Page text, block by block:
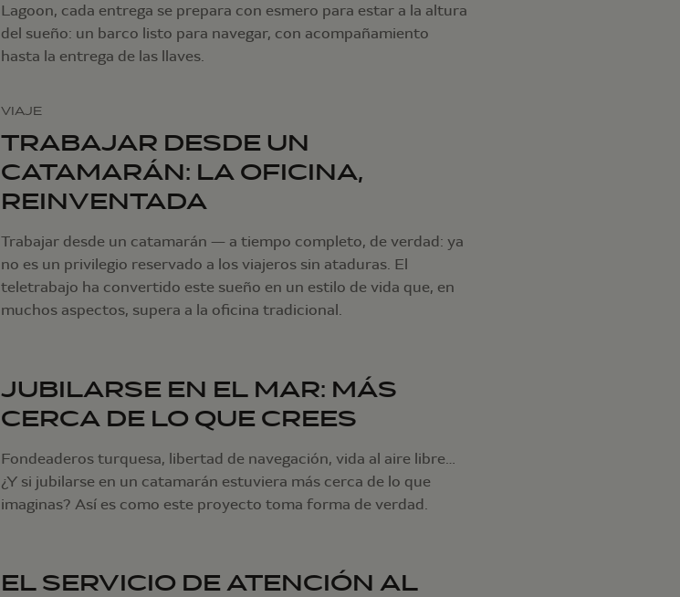
Lagoon, cada entrega se prepara con esmero para estar a la altura
del sueño: un barco listo para navegar, con acompañamiento
hasta la entrega de las llaves.
VIAJE
TRABAJAR DESDE UN
CATAMARÁN: LA OFICINA,
REINVENTADA
Trabajar desde un catamarán — a tiempo completo, de verdad: ya
no es un privilegio reservado a los viajeros sin ataduras. El
teletrabajo ha convertido este sueño en un estilo de vida que, en
muchos aspectos, supera a la oficina tradicional.
JUBILARSE EN EL MAR: MÁS
CERCA DE LO QUE CREES
Fondeaderos turquesa, libertad de navegación, vida al aire libre…
¿Y si jubilarse en un catamarán estuviera más cerca de lo que
imaginas? Así es como este proyecto toma forma de verdad.
EL SERVICIO DE ATENCIÓN AL